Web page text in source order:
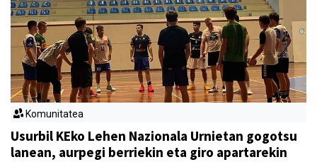
Komunitatea
Usurbil KEko Lehen Nazionala Urnietan gogotsu
lanean, aurpegi berriekin eta giro apartarekin